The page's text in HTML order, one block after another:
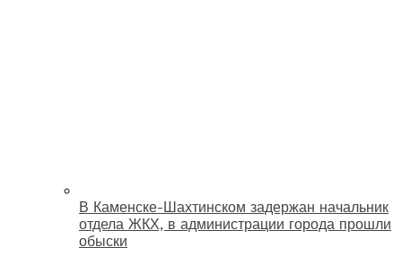
В Каменске-Шахтинском задержан начальник
отдела ЖКХ, в администрации города прошли
обыски